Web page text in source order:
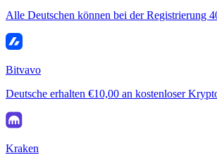
Alle Deutschen können bei der Registrierung
Bitvavo
Deutsche erhalten €10,00 an kostenloser
Kraken